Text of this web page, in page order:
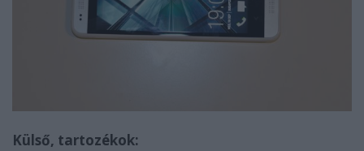
Külső, tartozékok: